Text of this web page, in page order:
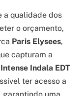
a qualidade dos
o orçamento,
Paris Elysees,
capturam a
Intense Indala EDT
ter acesso a